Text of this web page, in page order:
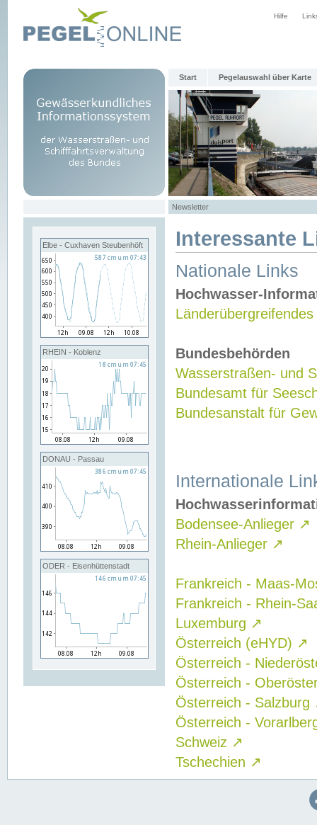
Hilfe
Start Pegelauswahl über Karte
Newsletter
Elbe - Cuxhaven Steubenhöft
RHEIN - Koblenz
DONAU - Passau
ODER - Eisenhüttenstadt
Interessante
Nationale Links
Hochwasser-
Bundesbehörden
Wasserstraßen- und
Bundesamt für
Bundesanstalt für
Internationale
Bodensee-Anlieger ↗
Rhein-Anlieger ↗
Frankreich - Maas-
Frankreich - Rhein-
Luxemburg ↗
Österreich (eHYD) ↗
Österreich -
Österreich -
Österreich - Salzburg
Österreich -
Schweiz ↗
Tschechien ↗